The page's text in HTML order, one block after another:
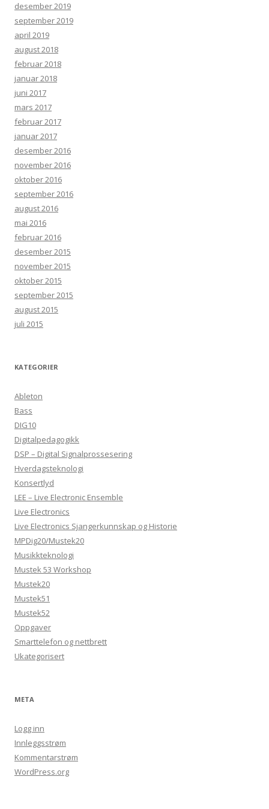
desember 2019
september 2019
april 2019
august 2018
februar 2018
januar 2018
juni 2017
mars 2017
februar 2017
januar 2017
desember 2016
november 2016
oktober 2016
september 2016
august 2016
mai 2016
februar 2016
desember 2015
november 2015
oktober 2015
september 2015
august 2015
juli 2015
KATEGORIER
Ableton
Bass
DIG10
Digitalpedagogikk
DSP – Digital Signalprossesering
Hverdagsteknologi
Konsertlyd
LEE – Live Electronic Ensemble
Live Electronics
Live Electronics Sjangerkunnskap og Historie
MPDig20/Mustek20
Musikkteknologi
Mustek 53 Workshop
Mustek20
Mustek51
Mustek52
Oppgaver
Smarttelefon og nettbrett
Ukategorisert
META
Logg inn
Innleggsstrøm
Kommentarstrøm
WordPress.org